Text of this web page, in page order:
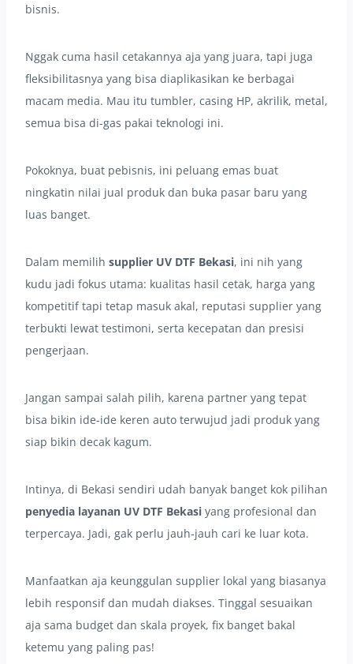
bisnis.
Nggak cuma hasil cetakannya aja yang juara, tapi juga
fleksibilitasnya yang bisa diaplikasikan ke berbagai
macam media. Mau itu tumbler, casing HP, akrilik, metal,
semua bisa di-gas pakai teknologi ini.
Pokoknya, buat pebisnis, ini peluang emas buat
ningkatin nilai jual produk dan buka pasar baru yang
luas banget.
Dalam memilih supplier UV DTF Bekasi, ini nih yang
kudu jadi fokus utama: kualitas hasil cetak, harga yang
kompetitif tapi tetap masuk akal, reputasi supplier yang
terbukti lewat testimoni, serta kecepatan dan presisi
pengerjaan.
Jangan sampai salah pilih, karena partner yang tepat
bisa bikin ide-ide keren auto terwujud jadi produk yang
siap bikin decak kagum.
Intinya, di Bekasi sendiri udah banyak banget kok pilihan
penyedia layanan UV DTF Bekasi yang profesional dan
terpercaya. Jadi, gak perlu jauh-jauh cari ke luar kota.
Manfaatkan aja keunggulan supplier lokal yang biasanya
lebih responsif dan mudah diakses. Tinggal sesuaikan
aja sama budget dan skala proyek, fix banget bakal
ketemu yang paling pas!